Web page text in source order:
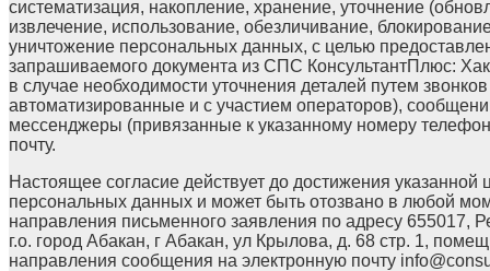
систематизация, накопление, хранение, уточнение
извлечение, использование, обезличивание,
уничтожение персональных данных, с целью
запрашиваемого документа из СПС КонсультантПлюс:
в случае необходимости уточнения деталей путем
автоматизированные и с участием операторов),
мессенджеры (привязанные к указанному номеру
почту.
Настоящее согласие действует до достижения указанной
персональных данных и может быть отозвано в любой
направления письменного заявления по адресу 655017,
г.о. город Абакан, г Абакан, ул Крылова, д. 68 стр. 1,
направления сообщения на электронную почту